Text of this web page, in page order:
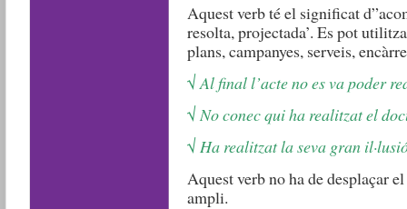
Aquest verb té el significat
resolta, projectada’. Es pot
plans, campanyes, serveis,
√ Al final l’acte no es va poder
√ No conec qui ha realitzat el
√ Ha realitzat la seva gran
Aquest verb no ha de desplaçar
ampli.